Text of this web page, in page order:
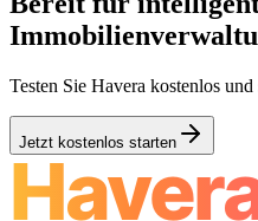
Testen Sie Havera kostenlos
Jetzt kostenlos starten